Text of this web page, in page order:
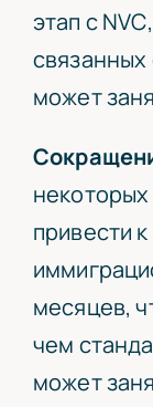
этап сNVC
связанных
может
привести
месяцев,
чем
может